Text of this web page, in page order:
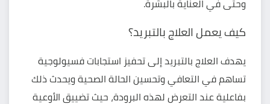
وحتى في العناية بالبشرة.
كيف يعمل العلاج بالتبريد؟
يهدف العلاج بالتبريد إلى تحفيز استجابات فسيولوجية
تساهم في التعافي وتحسين الحالة الصحية ويحدث ذلك
بفاعلية عند التعرض لهذه البرودة، حيث تضييق الأوعية